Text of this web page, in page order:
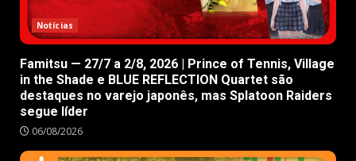
Notícias
Famitsu — 27/7 a 2/8, 2026 | Prince of Tennis, Village
in the Shade e BLUE REFLECTION Quartet são
destaques no varejo japonês, mas Splatoon Raiders
segue líder
06/08/2026